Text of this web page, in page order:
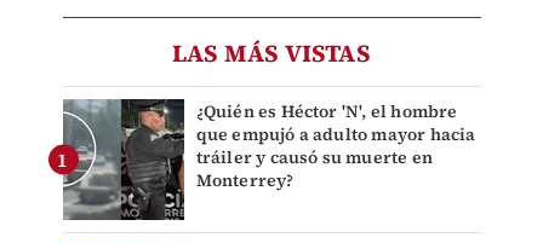
LAS MÁS VISTAS
¿Quién es Héctor 'N', el hombre
que empujó a adulto mayor hacia
tráiler y causó su muerte en
Monterrey?